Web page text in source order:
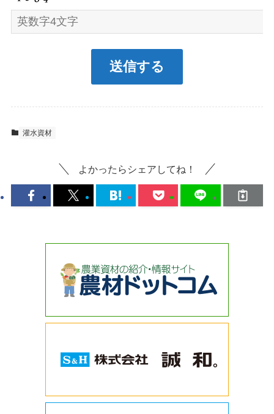
灌水資材
よかったらシェアしてね！